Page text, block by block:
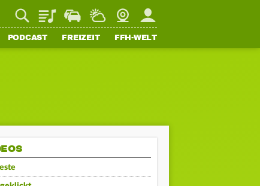
PlaylistStaupilotWetterWebcamMein FFH
PODCAST FREIZEIT FFH-WELT